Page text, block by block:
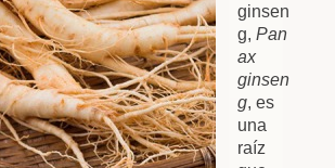
ginsen
g,Pan
ax
ginsen
g, es
una
raíz